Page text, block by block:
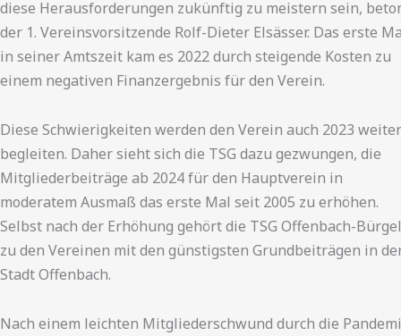
diese Herausforderungen zukünftig zu meistern sein,
der 1. Vereinsvorsitzende Rolf-Dieter Elsässer. Das erste
in seiner Amtszeit kam es 2022 durch steigende Kosten zu
einem negativen Finanzergebnis für den Verein.
Diese Schwierigkeiten werden den Verein auch 2023 weiter
begleiten. Daher sieht sich die TSG dazu gezwungen, die
Mitgliederbeiträge ab 2024 für den Hauptverein in
moderatem Ausmaß das erste Mal seit 2005 zu erhöhen.
Selbst nach der Erhöhung gehört die TSG Offenbach-Bürgel
zu den Vereinen mit den günstigsten Grundbeiträgen in
Stadt Offenbach.
Nach einem leichten Mitgliederschwund durch die